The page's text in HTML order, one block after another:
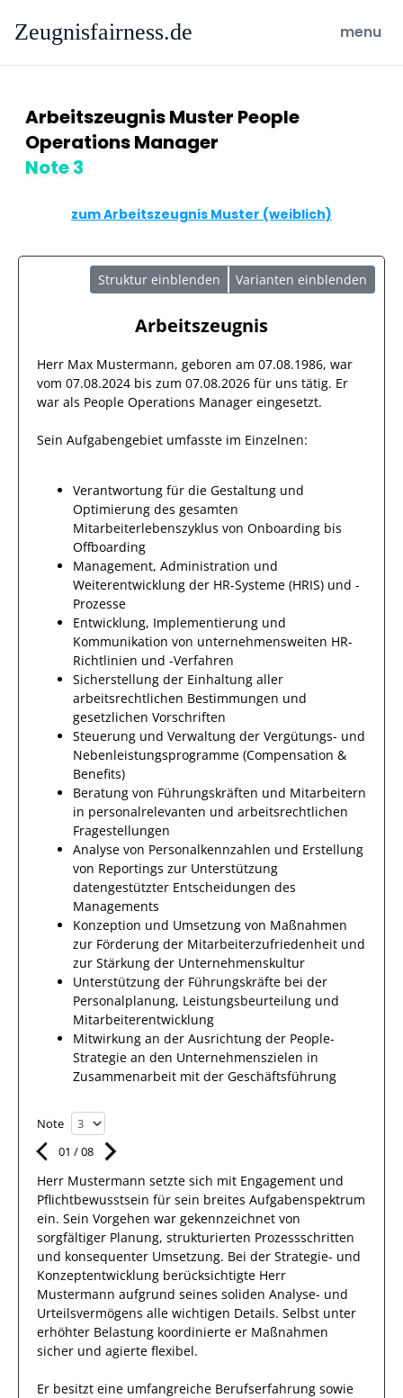
Zeugnisfairness.de open
menu
Arbeitszeugnis Muster People
Operations Manager
Note 3
zum Arbeitszeugnis Muster (weiblich)
Struktur einblenden Varianten einblenden
Arbeitszeugnis
Herr Max Mustermann, geboren am 07.08.1986, war
vom 07.08.2024 bis zum 07.08.2026 für uns tätig. Er
war als People Operations Manager eingesetzt.
Sein Aufgabengebiet umfasste im Einzelnen:
Verantwortung für die Gestaltung und
Optimierung des gesamten
Mitarbeiterlebenszyklus von Onboarding bis
Offboarding
Management, Administration und
Weiterentwicklung der HR-Systeme (HRIS) und -
Prozesse
Entwicklung, Implementierung und
Kommunikation von unternehmensweiten HR-
Richtlinien und -Verfahren
Sicherstellung der Einhaltung aller
arbeitsrechtlichen Bestimmungen und
gesetzlichen Vorschriften
Steuerung und Verwaltung der Vergütungs- und
Nebenleistungsprogramme (Compensation &
Benefits)
Beratung von Führungskräften und Mitarbeitern
in personalrelevanten und arbeitsrechtlichen
Fragestellungen
Analyse von Personalkennzahlen und Erstellung
von Reportings zur Unterstützung
datengestützter Entscheidungen des
Managements
Konzeption und Umsetzung von Maßnahmen
zur Förderung der Mitarbeiterzufriedenheit und
zur Stärkung der Unternehmenskultur
Unterstützung der Führungskräfte bei der
Personalplanung, Leistungsbeurteilung und
Mitarbeiterentwicklung
Mitwirkung an der Ausrichtung der People-
Strategie an den Unternehmenszielen in
Zusammenarbeit mit der Geschäftsführung
Note
01 /08
Herr Mustermann setzte sich mit Engagement und
Pflichtbewusstsein für sein breites Aufgabenspektrum
ein. Sein Vorgehen war gekennzeichnet von
sorgfältiger Planung, strukturierten Prozessschritten
und konsequenter Umsetzung. Bei der Strategie- und
Konzeptentwicklung berücksichtigte Herr
Mustermann aufgrund seines soliden Analyse- und
Urteilsvermögens alle wichtigen Details. Selbst unter
erhöhter Belastung koordinierte er Maßnahmen
sicher und agierte flexibel.
Er besitzt eine umfangreiche Berufserfahrung sowie